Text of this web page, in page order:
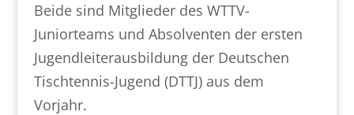
Beide sind Mitglieder des WTTV-
Juniorteams und Absolventen der ersten
Jugendleiterausbildung der Deutschen
Tischtennis-Jugend (DTTJ) aus dem
Vorjahr.